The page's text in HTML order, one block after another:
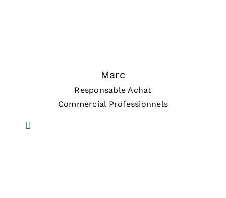
Marc
Responsable Achat
Commercial Professionnels